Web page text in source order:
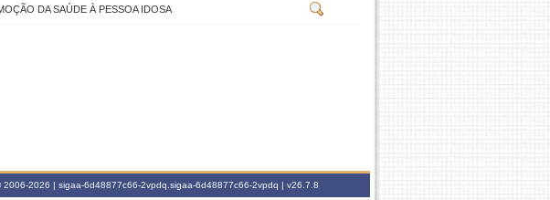
DA SAÚDE À PESSOA IDOSA
2026 | sigaa-6d48877c66-2vpdq.sigaa-6d48877c66-2vpdq | v26.7.8